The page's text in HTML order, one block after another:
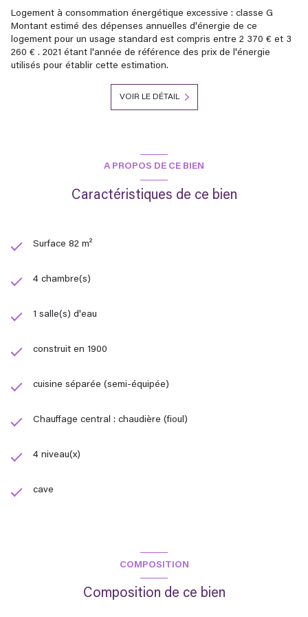
Logement à consommation énergétique excessive : classe G
Montant estimé des dépenses annuelles d'énergie de ce
logement pour un usage standard est compris entre 2 370 € et 3
260 € . 2021 étant l'année de référence des prix de l'énergie
utilisés pour établir cette estimation.
VOIR LE DÉTAIL
A PROPOS DE CE BIEN
Caractéristiques de ce bien
Surface 82 m²
4 chambre(s)
1 salle(s) d'eau
construit en 1900
cuisine séparée (semi-équipée)
Chauffage central : chaudière (fioul)
4 niveau(x)
cave
COMPOSITION
Composition de ce bien